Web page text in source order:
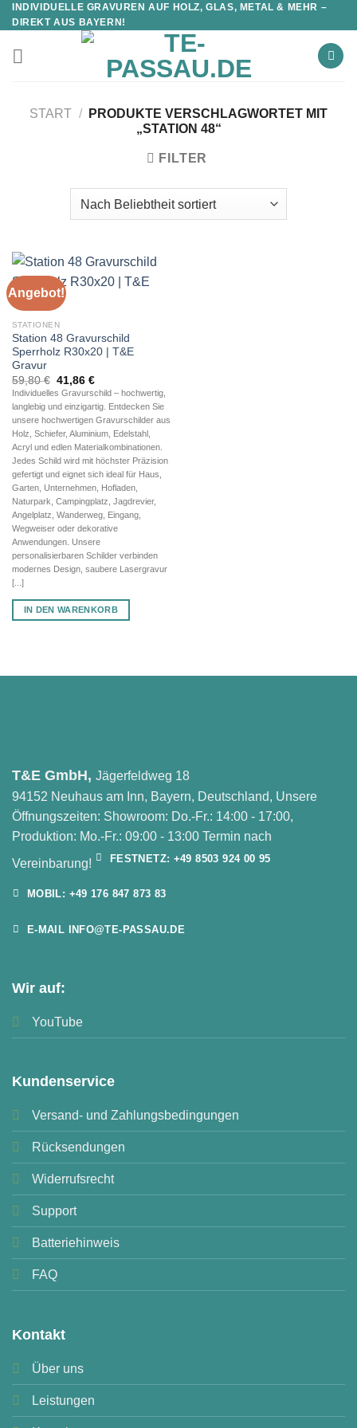
INDIVIDUELLE GRAVUREN AUF HOLZ, GLAS, METAL & MEHR –
DIREKT AUS BAYERN!
START /
PRODUKTE VERSCHLAGWORTET MIT
„STATION 48“
FILTER
Angebot!
STATIONEN
Station 48 Gravurschild
Sperrholz R30x20 | T&E
Gravur
59,80€ Ursprünglicher
Preis
war:
59,80 €
41,86 €Aktueller
Preis
ist:
41,86 €.
Individuelles Gravurschild – hochwertig,
langlebig und einzigartig. Entdecken Sie
unsere hochwertigen Gravurschilder aus
Holz, Schiefer, Aluminium, Edelstahl,
Acryl und edlen Materialkombinationen.
Jedes Schild wird mit höchster Präzision
gefertigt und eignet sich ideal für Haus,
Garten, Unternehmen, Hofladen,
Naturpark, Campingplatz, Jagdrevier,
Angelplatz, Wanderweg, Eingang,
Wegweiser oder dekorative
Anwendungen. Unsere
personalisierbaren Schilder verbinden
modernes Design, saubere Lasergravur
[...]
IN DEN WARENKORB
T&E GmbH, Jägerfeldweg 18
94152 Neuhaus am Inn, Bayern, Deutschland, Unsere
Öffnungszeiten: Showroom: Do.-Fr.: 14:00 - 17:00,
Produktion: Mo.-Fr.: 09:00 - 13:00 Termin nach
Vereinbarung!
FESTNETZ: +49 8503 924 00 95
MOBIL: +49 176 847 873 83
E-MAIL INFO@TE-PASSAU.DE
Wir auf:
YouTube
Kundenservice
Versand- und Zahlungsbedingungen
Rücksendungen
Widerrufsrecht
Support
Batteriehinweis
FAQ
Kontakt
Über uns
Leistungen